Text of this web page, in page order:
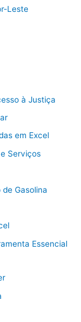
Leste
à Justiça
em Excel
Serviços
Gasolina
Essencial